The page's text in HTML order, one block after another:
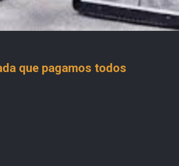
que pagamos todos